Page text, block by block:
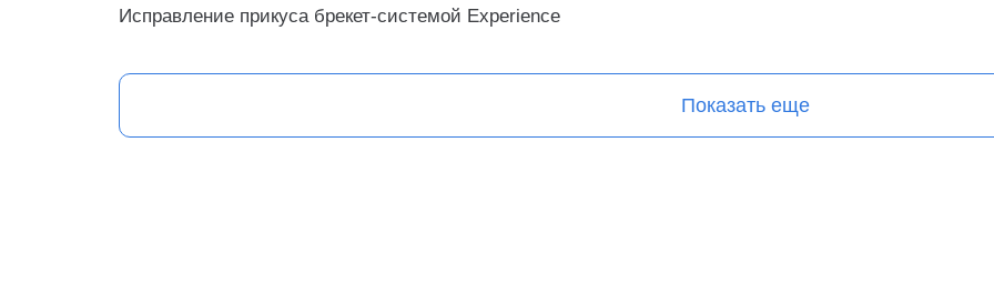
Исправление прикуса брекет-системой Experience
Показать еще